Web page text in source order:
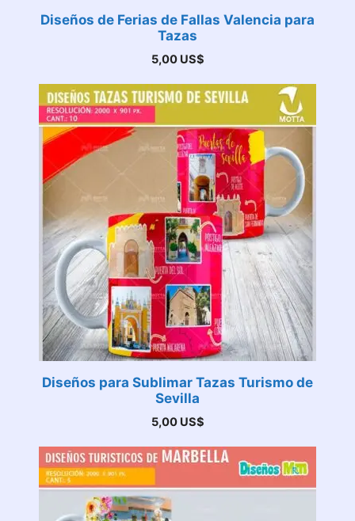
Diseños de Ferias de Fallas Valencia para
Tazas
5,00 US$
Diseños para Sublimar Tazas Turismo de
Sevilla
5,00 US$